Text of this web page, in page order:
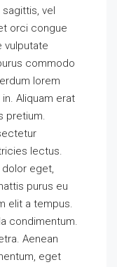
vel
orci congue
vulputate
commodo
lorem
Aliquam erat
pretium.
lectus.
eget,
purus eu
elit a tempus.
condimentum.
Aenean
eget